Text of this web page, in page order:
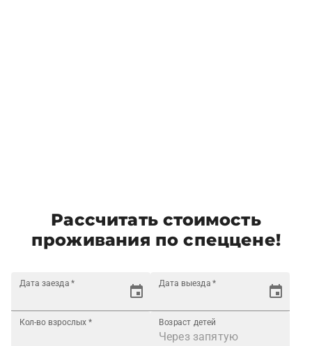
Рассчитать стоимость
проживания по спеццене!
Дата заезда * Дата выезда *
Кол-во взрослых * Возраст детей